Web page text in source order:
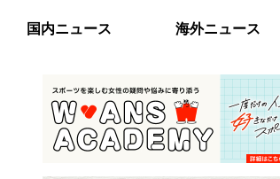
国内ニュース 海外ニュース